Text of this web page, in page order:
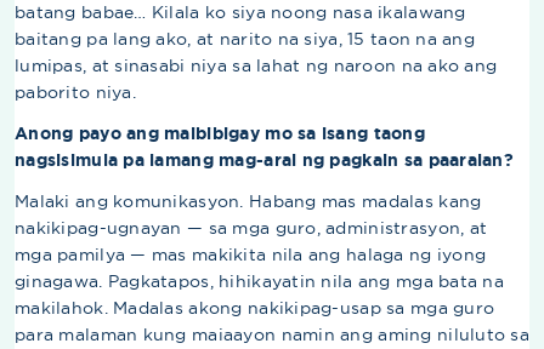
batang babae… Kilala ko siya noong nasa ikalawang
baitang pa lang ako, at narito na siya, 15 taon na ang
lumipas, at sinasabi niya sa lahat ng naroon na ako ang
paborito niya.
Anong payo ang maibibigay mo sa isang taong
nagsisimula pa lamang mag-aral ng pagkain sa paaralan?
Malaki ang komunikasyon. Habang mas madalas kang
nakikipag-ugnayan — sa mga guro, administrasyon, at
mga pamilya — mas makikita nila ang halaga ng iyong
ginagawa. Pagkatapos, hihikayatin nila ang mga bata na
makilahok. Madalas akong nakikipag-usap sa mga guro
para malaman kung maiaayon namin ang aming niluluto sa